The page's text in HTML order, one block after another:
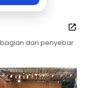
dari penyebar